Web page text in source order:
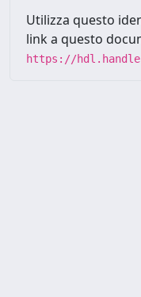
Utilizza questo
link a questo
https://